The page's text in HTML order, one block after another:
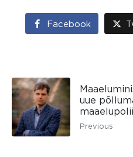
Facebook
uue
Previous